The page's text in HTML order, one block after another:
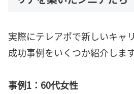
実際にテレアポで新しいキャ
成功事例をいくつか紹介します
事例1：60代女性